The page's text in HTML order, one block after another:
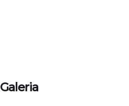
Galeria